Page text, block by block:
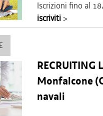
Iscrizioni fino al
iscriviti>
RECRUITING
Monfalcone
navali